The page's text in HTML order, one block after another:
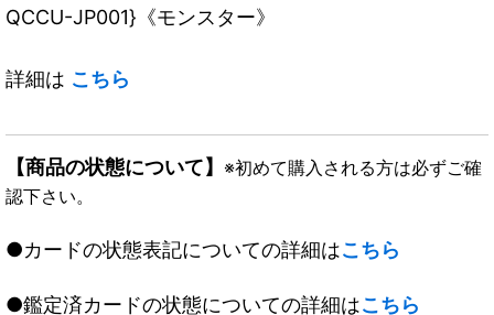
QCCU-JP001}《モンスター》
詳細は こちら
【商品の状態について】 ※初めて購入される方は必ずご確
認下さい。
●カードの状態表記についての詳細はこちら
●鑑定済カードの状態についての詳細はこちら